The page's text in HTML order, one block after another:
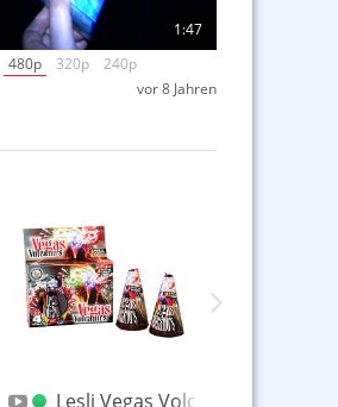
1:47
480p 320p
240p
vor 8 Jahren
/ Vulkane F1
Lesli Vegas Volcano's 4er